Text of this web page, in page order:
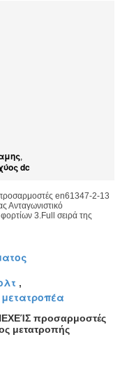
,
dc
en61347-2-13
Ανταγωνιστικό
3.Full σειρά της
,
προσαρμοστές
μετατροπής